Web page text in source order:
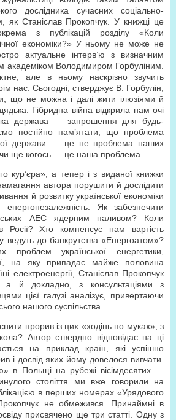
дослідника сучасних соціально-
як Станіслав Прокопчук. У книжці це
з публікацій розділу «Коли
економіки?» У ньому не може не
актуальне інтерв’ю з визначним
академіком Володимиром Горбуліним.
але в ньому наскрізно звучить
нас. Сьогодні, стверджує В. Горбулін,
що не можна і далі жити ілюзіями й
Гібридна війна відкрила нам очі
держава — запрошення для будь-
постійно пам’ятати, що проблема
держави — це не проблема наших
чи ще когось — це наша проблема.
кур’єра», а тепер і з виданої книжки
автора порушити й дослідити
й розвитку української економіки
Як забезпечити
АЕС ядерним паливом? Коли
Росії? Хто компенсує нам вартість
до банкрутства «Енергоатом»?
української енергетики,
на яку припадає майже половина
електроенергії, Станіслав Прокопчук
а й докладно, з консультаціями з
цієї галузі аналізує, привертаючи
нашого суспільства.
прорив із цих «ходінь по муках», з
Автор ствердно відповідає на ці
на приклад країн, які успішно
і досвід яких йому довелося вивчати.
в Польщі на рубежі вісімдесятих —
століття ми вже говорили на
в перших номерах «Урядового
не обмежився. Принаймні в
присвячено ще три статті. Одну з